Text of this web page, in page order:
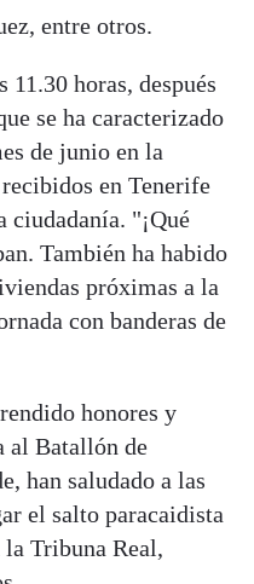
entre otros.
11.30 horas, después
se ha caracterizado
de junio en la
en Tenerife
ciudadanía. "¡Qué
También ha habido
próximas a la
con banderas de
honores y
al Batallón de
han saludado a las
el salto paracaidista
Tribuna Real,